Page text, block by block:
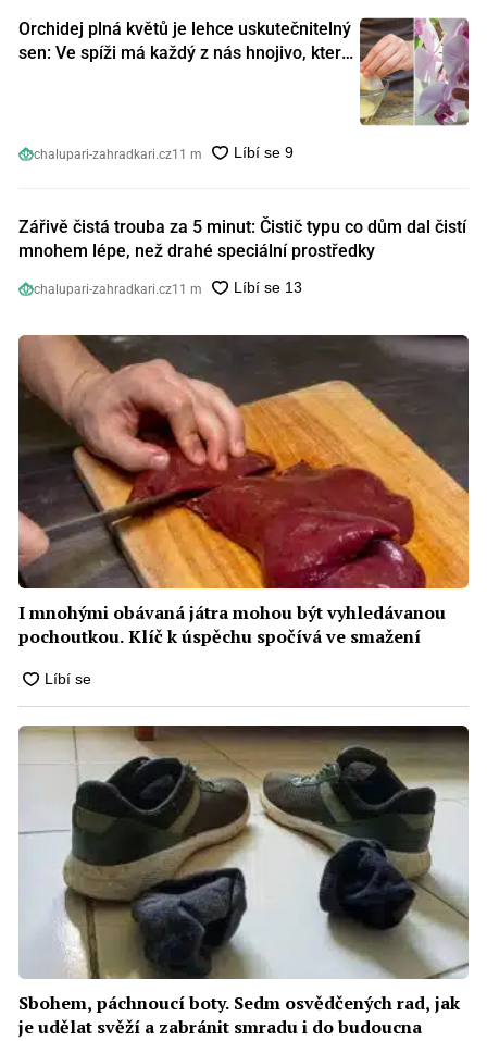
Orchidej plná květů je lehce uskutečnitelný
sen: Ve spíži má každý z nás hnojivo, které
chalupari-zahradkari.cz11 m
Zářivě čistá trouba za 5 minut: Čistič typu co dům dal čistí
mnohem lépe, než drahé speciální prostředky
chalupari-zahradkari.cz11 m
I mnohými obávaná játra mohou být vyhledávanou
pochoutkou. Klíč k úspěchu spočívá ve smažení
Sbohem, páchnoucí boty. Sedm osvědčených rad, jak
je udělat svěží a zabránit smradu i do budoucna